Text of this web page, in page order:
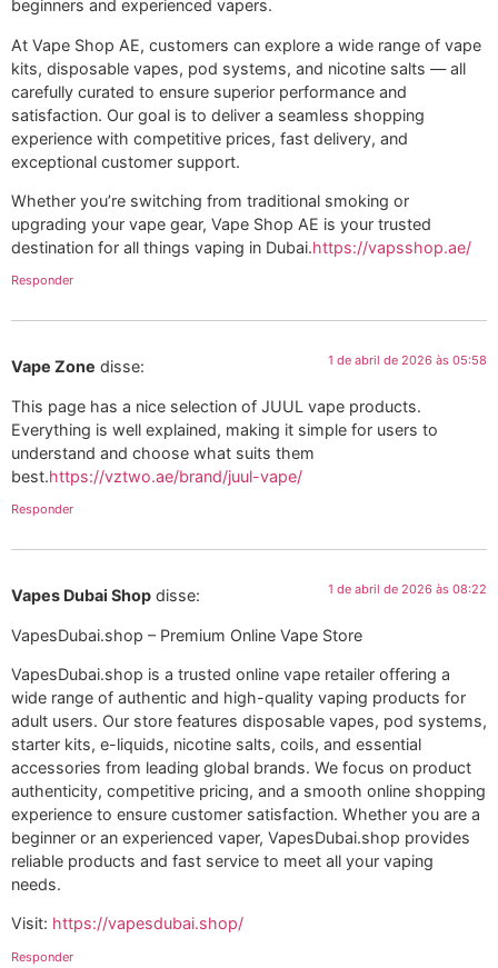
beginners and experienced vapers.
At Vape Shop AE, customers can explore a wide range of vape
kits, disposable vapes, pod systems, and nicotine salts — all
carefully curated to ensure superior performance and
satisfaction. Our goal is to deliver a seamless shopping
experience with competitive prices, fast delivery, and
exceptional customer support.
Whether you’re switching from traditional smoking or
upgrading your vape gear, Vape Shop AE is your trusted
destination for all things vaping in Dubai.https://vapsshop.ae/
Responder
Vape Zone disse: 1 de abril de 2026 às 05:58
This page has a nice selection of JUUL vape products.
Everything is well explained, making it simple for users to
understand and choose what suits them
best.https://vztwo.ae/brand/juul-vape/
Responder
Vapes Dubai Shop disse: 1 de abril de 2026 às 08:22
VapesDubai.shop – Premium Online Vape Store
VapesDubai.shop is a trusted online vape retailer offering a
wide range of authentic and high-quality vaping products for
adult users. Our store features disposable vapes, pod systems,
starter kits, e-liquids, nicotine salts, coils, and essential
accessories from leading global brands. We focus on product
authenticity, competitive pricing, and a smooth online shopping
experience to ensure customer satisfaction. Whether you are a
beginner or an experienced vaper, VapesDubai.shop provides
reliable products and fast service to meet all your vaping
needs.
Visit: https://vapesdubai.shop/
Responder